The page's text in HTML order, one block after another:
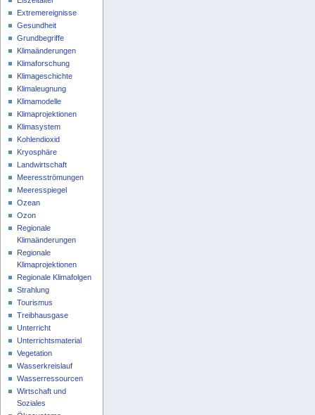
Extremereignisse
Gesundheit
Grundbegriffe
Klimaänderungen
Klimaforschung
Klimageschichte
Klimaleugnung
Klimamodelle
Klimaprojektionen
Klimasystem
Kohlendioxid
Kryosphäre
Landwirtschaft
Meeresströmungen
Meeresspiegel
Ozean
Ozon
Regionale
Klimaänderungen
Regionale
Klimaprojektionen
Regionale Klimafolgen
Strahlung
Tourismus
Treibhausgase
Unterricht
Unterrichtsmaterial
Vegetation
Wasserkreislauf
Wasserressourcen
Wirtschaft und
Soziales